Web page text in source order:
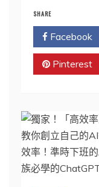
SHARE
Facebook
Pinterest